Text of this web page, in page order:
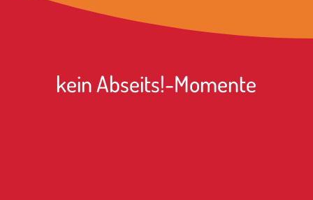
kein Abseits!-Momente